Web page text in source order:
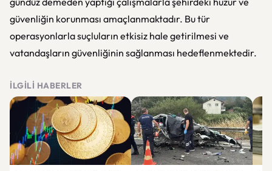
güvenliğin korunması amaçlanmaktadır. Bu tür
operasyonlarla suçluların etkisiz hale getirilmesi ve
vatandaşların güvenliğinin sağlanması hedeflenmektedir.
İLGILI HABERLER